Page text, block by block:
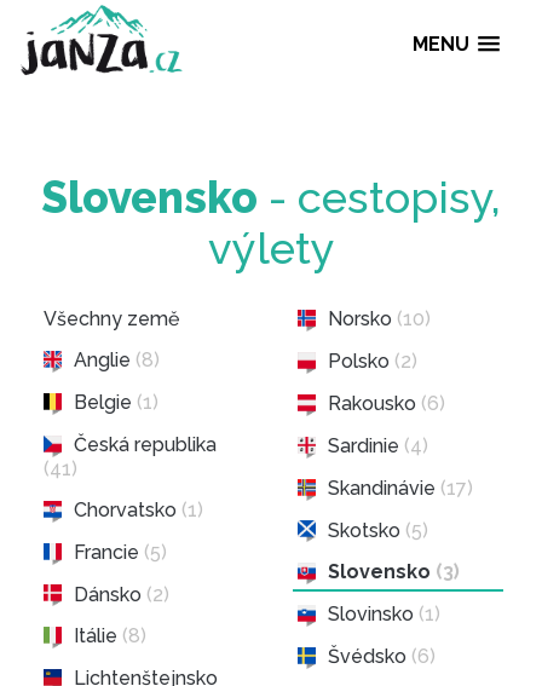
MENU
Slovensko-
výlety
Všechny země
Anglie (8)
Belgie (1)
Česká republika
(41)
Chorvatsko (1)
Francie (5)
Dánsko (2)
Itálie (8)
Lichtenštejnsko
Norsko (10)
Polsko (2)
Rakousko (6)
Sardinie (4)
Skandinávie (17)
Skotsko (5)
Slovensko (3)
Slovinsko (1)
Švédsko (6)